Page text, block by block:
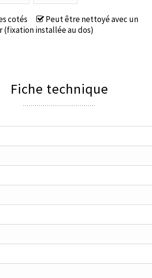
cotés
Peut être nettoyé avec un
(fixation installée au dos)
Fiche technique